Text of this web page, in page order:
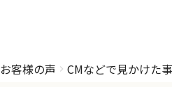
お客様の声 CMなどで見かけた